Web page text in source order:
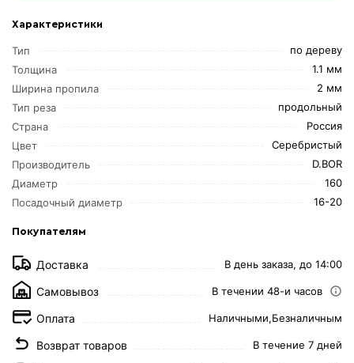
Характеристики
Тип
по дереву
Толщина
1.1 мм
Ширина пропила
2 мм
Тип реза
продольный
Страна
Россия
Цвет
Серебристый
Производитель
D.BOR
Диаметр
160
Посадочный диаметр
16-20
Покупателям
Доставка В день заказа, до 14:00
Самовывоз В течении 48-и часов
Оплата Наличными,Безналичным
Возврат товаров В течение 7 дней